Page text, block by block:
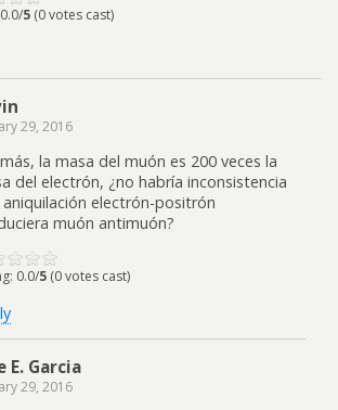
5 (0 votes cast)
29, 2016
la masa del muón es 200 veces la
del electrón, ¿no habría inconsistencia
aniquilación electrón-positrón
muón antimuón?
0.0/5 (0 votes cast)
E. Garcia
29, 2016